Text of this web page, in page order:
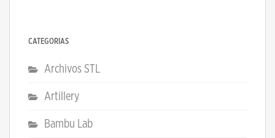
CATEGORÍAS
Archivos STL
Artillery
Bambu Lab